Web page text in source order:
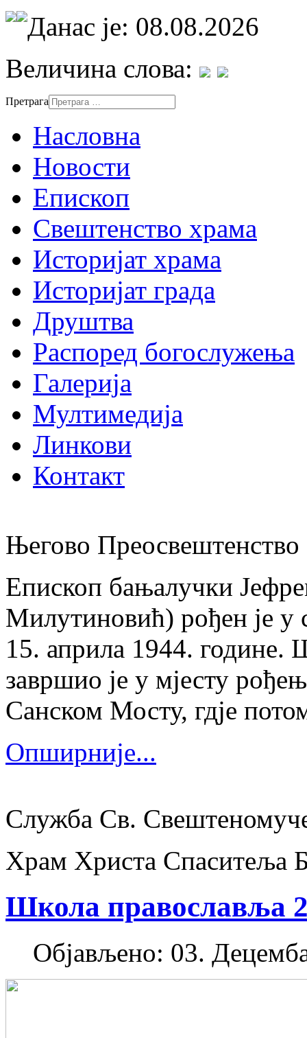
Данас је: 08.08.2026
Величина слова:
Претрага
Насловна
Новости
Епископ
Свештенство храма
Историјат храма
Историјат града
Друштва
Распоред богослужења
Галерија
Мултимедија
Линкови
Контакт
Његово
Епископ бањалучки
Милутиновић) рођен је у
15. априла 1944. године.
завршио је у мјесту
Санском Мосту, гдје
Опширније...
Служба Св.
Храм Христа Спаситеља
Школа православља
Објављено: 03.